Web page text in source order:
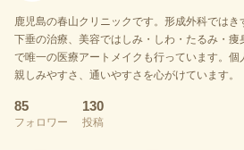
鹿児島の春山クリニックです。形成外科では
下垂の治療、美容ではしみ・しわ・たるみ・
で唯一の医療アートメイクも行っています。個
親しみやすさ、通いやすさを心がけています。
85
フォロワー
130
投稿